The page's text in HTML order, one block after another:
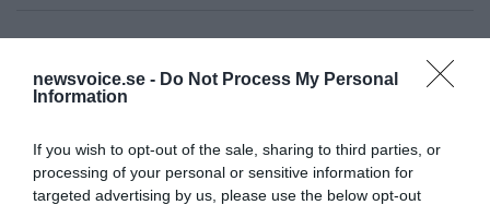
newsvoice.se - Do Not Process My Personal
Information
If you wish to opt-out of the sale, sharing to third parties, or
processing of your personal or sensitive information for
targeted advertising by us, please use the below opt-out
Ämnen: libyen